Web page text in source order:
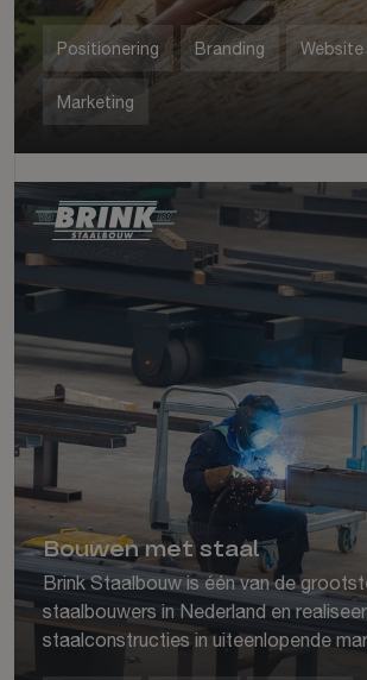
Positionering Branding Website
Marketing
Bouwen met staal
Brink Staalbouw is één van de
staalbouwers in Nederland en
staalconstructies in uiteenlopende